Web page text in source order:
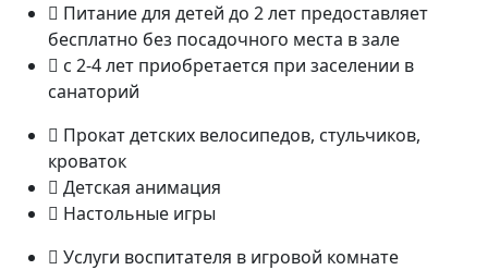
Питание для детей до 2 лет предоставляет
бесплатно без посадочного места в зале
с 2-4 лет приобретается при заселении в
санаторий
Прокат детских велосипедов, стульчиков,
кроваток
Детская анимация
Настольные игры
Услуги воспитателя в игровой комнате